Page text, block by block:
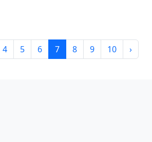
4 5 6 7 8 9 10 ›